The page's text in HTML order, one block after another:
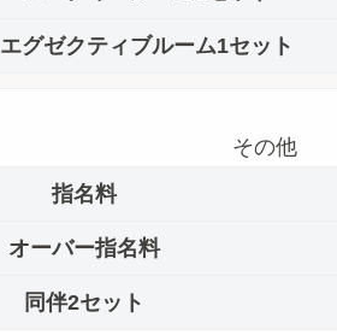
エグゼクティブルーム1セット
その他
指名料
オーバー指名料
同伴2セット